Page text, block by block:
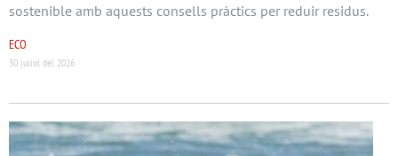
sostenible amb aquests consells pràctics per reduir residus.
ECO
30 juliol del 2026